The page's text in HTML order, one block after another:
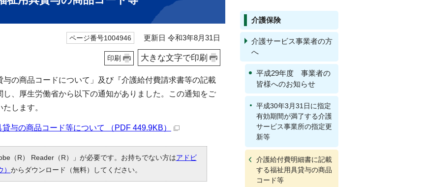
ページ番号1004946 更新日 令和3年8月31日
印刷 大きな文字で印刷
与の商品コードについて」及び『介護給付費請求書等の記載
、厚生労働省から以下の通知がありました。この通知をご
します。
与の商品コード等について （PDF 449.9KB）
（R） Reader（R）」が必要です。お持ちでない方はアドビ
からダウンロード（無料）してください。
介護保険
介護サービス事業者の方
へ
平成29年度 事業者の
皆様へのお知らせ
平成30年3月31日に指定
有効期間が満了する介護
サービス事業所の指定更
新等
介護給付費明細書に記載
する福祉用具貸与の商品
コード等